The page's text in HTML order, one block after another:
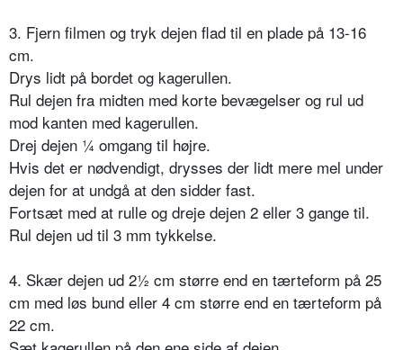
3. Fjern filmen og tryk dejen flad til en plade på 13-16
cm.
Drys lidt på bordet og kagerullen.
Rul dejen fra midten med korte bevægelser og rul ud
mod kanten med kagerullen.
Drej dejen ¼ omgang til højre.
Hvis det er nødvendigt, drysses der lidt mere mel under
dejen for at undgå at den sidder fast.
Fortsæt med at rulle og dreje dejen 2 eller 3 gange til.
Rul dejen ud til 3 mm tykkelse.
4. Skær dejen ud 2½ cm større end en tærteform på 25
cm med løs bund eller 4 cm større end en tærteform på
22 cm.